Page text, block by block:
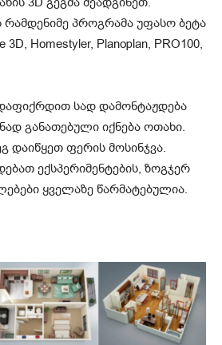
რამდენიმე პროგრამა უფასო ბეტა
Homestyler, Planoplan, PRO100,
სად დამონტაჟდება
განათებული იქნება ოთახი.
დაიწყეთ ფერის მოსინჯვა.
ექსპერიმენტების, ზოგჯერ
ყველაზე წარმატებულია.